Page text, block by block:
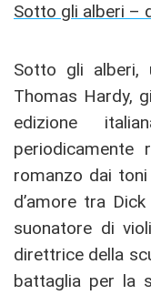
Sotto gli alberi –
Sotto gli alberi,
Thomas Hardy,
edizione
romanzo dai
d’amore tra
suonatore di
direttrice della
battaglia per la